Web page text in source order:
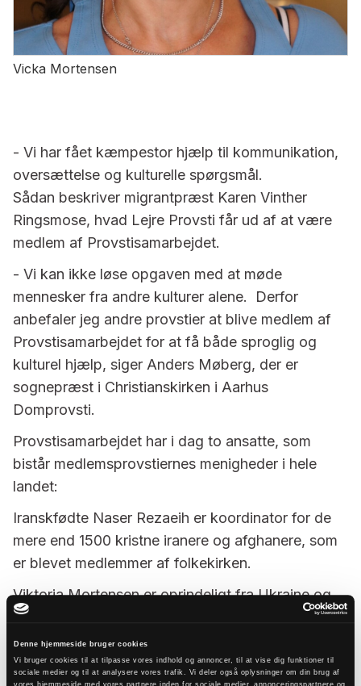
Denne hjemmeside bruger cookies
Vi bruger cookies til at tilpasse vores indhold og annoncer, til at vise dig funktioner til
sociale medier og til at analysere vores trafik. Vi deler også oplysninger om din brug af
vores hjemmeside med vores partnere inden for sociale medier, annonceringspartnere og
Vicka Mortensen
- Vi har fået kæmpestor hjælp til kommunikation,
oversættelse og kulturelle spørgsmål.
Sådan beskriver migrantpræst Karen Vinther
Ringsmose, hvad Lejre Provsti får ud af at være
medlem af Provstisamarbejdet.
- Vi kan ikke løse opgaven med at møde
mennesker fra andre kulturer alene. Derfor
anbefaler jeg andre provstier at blive medlem af
Provstisamarbejdet for at få både sproglig og
kulturel hjælp, siger Anders Møberg, der er
sognepræst i Christianskirken i Aarhus
Domprovsti.
Provstisamarbejdet har i dag to ansatte, som
bistår medlemsprovstiernes menigheder i hele
landet:
Iranskfødte Naser Rezaeih er koordinator for de
mere end 1500 kristne iranere og afghanere, som
er blevet medlemmer af folkekirken.
Viktoria Mortensen er oprindeligt fra Ukraine og
arbejder som koordinator for ukrainearbejdet i
folkekirken. Hun har særligt fokus på at hjælpe
sogne med at række ud til de 45.000 ukrainske